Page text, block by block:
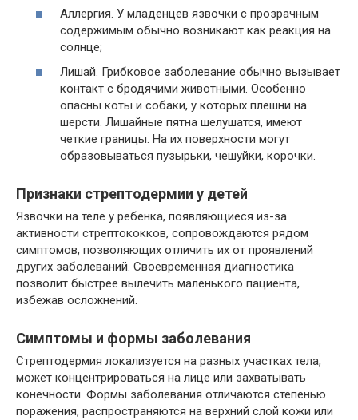
Аллергия. У младенцев язвочки с прозрачным
содержимым обычно возникают как реакция на
солнце;
Лишай. Грибковое заболевание обычно вызывает
контакт с бродячими животными. Особенно
опасны коты и собаки, у которых плешни на
шерсти. Лишайные пятна шелушатся, имеют
четкие границы. На их поверхности могут
образовываться пузырьки, чешуйки, корочки.
Признаки стрептодермии у детей
Язвочки на теле у ребенка, появляющиеся из-за
активности стрептококков, сопровождаются рядом
симптомов, позволяющих отличить их от проявлений
других заболеваний. Своевременная диагностика
позволит быстрее вылечить маленького пациента,
избежав осложнений.
Симптомы и формы заболевания
Стрептодермия локализуется на разных участках тела,
может концентрироваться на лице или захватывать
конечности. Формы заболевания отличаются степенью
поражения, распространяются на верхний слой кожи или